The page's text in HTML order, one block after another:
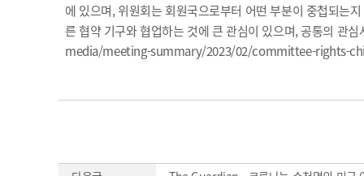
에 있으며, 위원회는 회원국으로부터 어떤 부분이 중첩되는
른 협약 기구와 협업하는 것에 큰 관심이 있으며, 공통의
media/meeting-summary/2023/02/committee-rights-